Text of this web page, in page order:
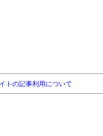
トの記事利用について